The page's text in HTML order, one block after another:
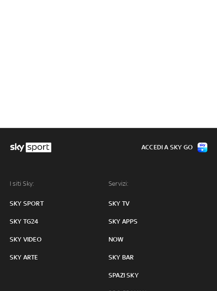
I siti Sky:
SKY SPORT
SKY TG24
SKY VIDEO
SKY ARTE
Servizi:
SKY TV
SKY APPS
NOW
SKY BAR
SPAZI SKY
ACCEDI A SKY GO